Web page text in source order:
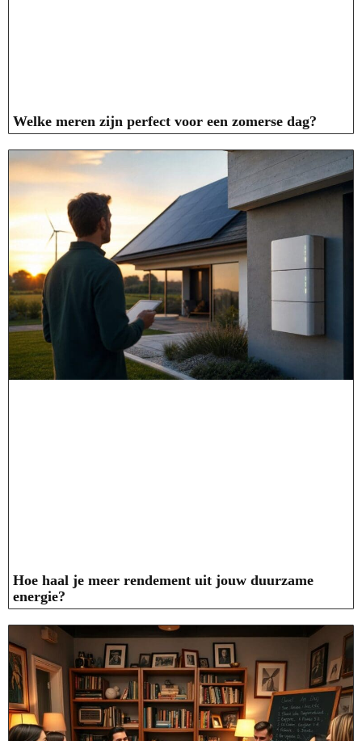
Welke meren zijn perfect voor een zomerse dag?
Hoe haal je meer rendement uit jouw duurzame
energie?